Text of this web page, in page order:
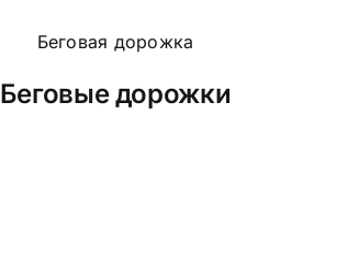
Беговые дорожки